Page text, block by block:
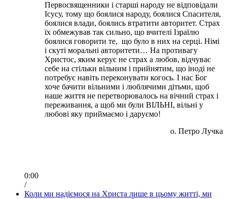
Первосвященники і старші народу не відповідали
Ісусу, тому що боялися народу, боялися Спасителя,
боялися влади, боялись втратити авторитет. Страх
їх обмежував так сильно, що вчителі Ізраїлю
боялися говорити те, що було в них на серці. Німі
і скуті моральні авторитети… На противагу
Христос, яким керує не страх а любов, відчуває
себе на стільки вільним і прийнятим, що іноді не
потребує навіть переконувати когось. І нас Бог
хоче бачити вільними і люблячими дітьми, щоб
наше життя не перетворювалось на вічний страх і
переживання, а щоб ми були ВІЛЬНІ, вільні у
любові яку приймаємо і даруємо!
о. Петро Лучка
0:00
/
Коли ми надіємося на Христа лише в цьому житті, ми